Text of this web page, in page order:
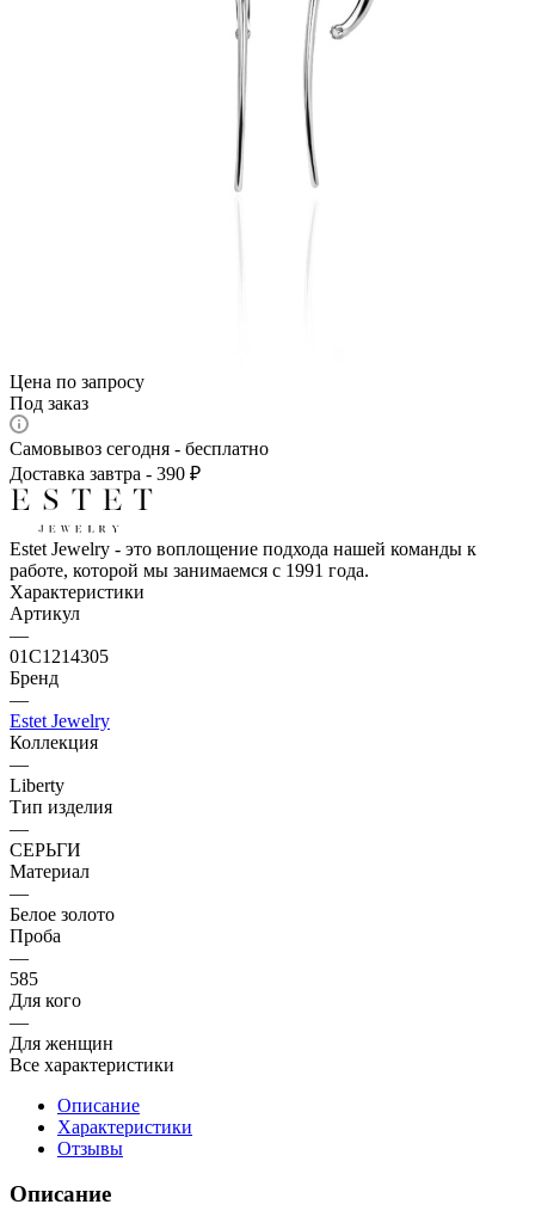
Цена по запросу
Под заказ
Самовывоз сегодня - бесплатно
Доставка завтра - 390 ₽
Estet Jewelry - это воплощение подхода нашей команды к
работе, которой мы занимаемся с 1991 года.
Характеристики
Артикул
—
01С1214305
Бренд
—
Estet Jewelry
Коллекция
—
Liberty
Тип изделия
—
СЕРЬГИ
Материал
—
Белое золото
Проба
—
585
Для кого
—
Для женщин
Все характеристики
Описание
Характеристики
Отзывы
Описание